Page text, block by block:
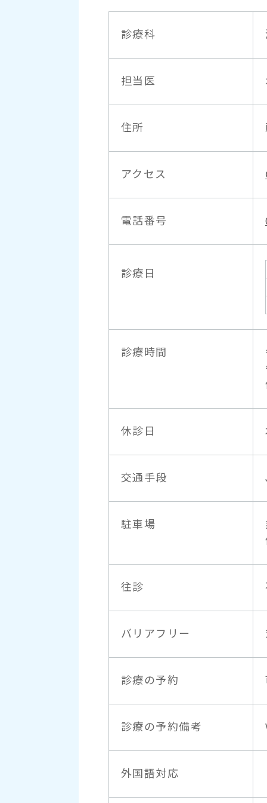
診療科
担当医
住所
アクセス
電話番号
診療日
診療時間
休診日
交通手段
駐車場
往診
バリアフリー
診療の予約
診療の予約備考
外国語対応